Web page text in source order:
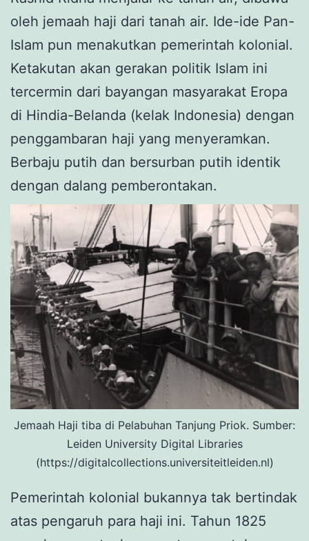
oleh jemaah haji dari tanah air. Ide-ide Pan-
Islam pun menakutkan pemerintah kolonial.
Ketakutan akan gerakan politik Islam ini
tercermin dari bayangan masyarakat Eropa
di Hindia-Belanda (kelak Indonesia) dengan
penggambaran haji yang menyeramkan.
Berbaju putih dan bersurban putih identik
dengan dalang pemberontakan.
Jemaah Haji tiba di Pelabuhan Tanjung Priok. Sumber:
Leiden University Digital Libraries
(https://digitalcollections.universiteitleiden.nl)
Pemerintah kolonial bukannya tak bertindak
atas pengaruh para haji ini. Tahun 1825